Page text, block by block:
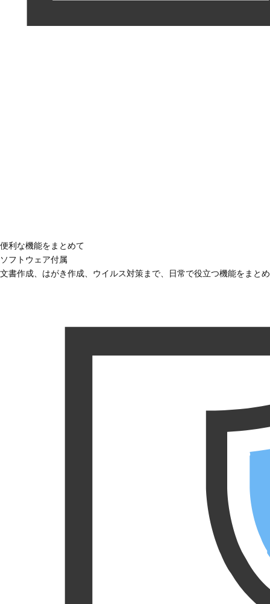
便利な機能をまとめて
ソフトウェア付属
文書作成、はがき作成、ウイルス対策まで、日常で役立つ機能をまと